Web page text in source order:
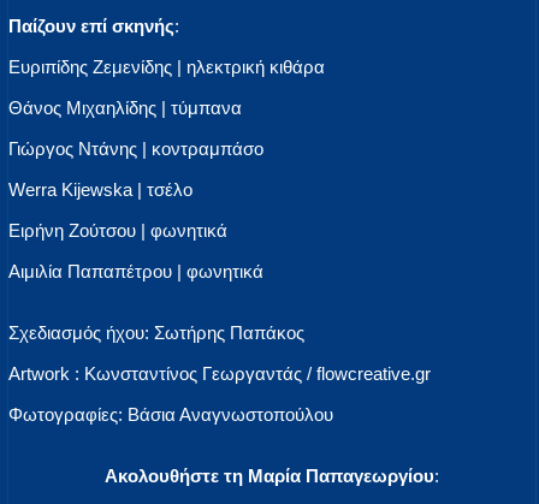
Παίζουν επί σκηνής:
Ευριπίδης Ζεμενίδης | ηλεκτρική κιθάρα
Θάνος Μιχαηλίδης | τύμπανα
Γιώργος Ντάνης | κοντραμπάσο
Werra Kijewska | τσέλο
Ειρήνη Ζούτσου | φωνητικά
Αιμιλία Παπαπέτρου | φωνητικά
Σχεδιασμός ήχου: Σωτήρης Παπάκος
Αrtwork : Κωνσταντίνος Γεωργαντάς / flowcreative.gr
Φωτογραφίες: Βάσια Αναγνωστοπούλου
Aκολουθήστε τη Μαρία Παπαγεωργίου: